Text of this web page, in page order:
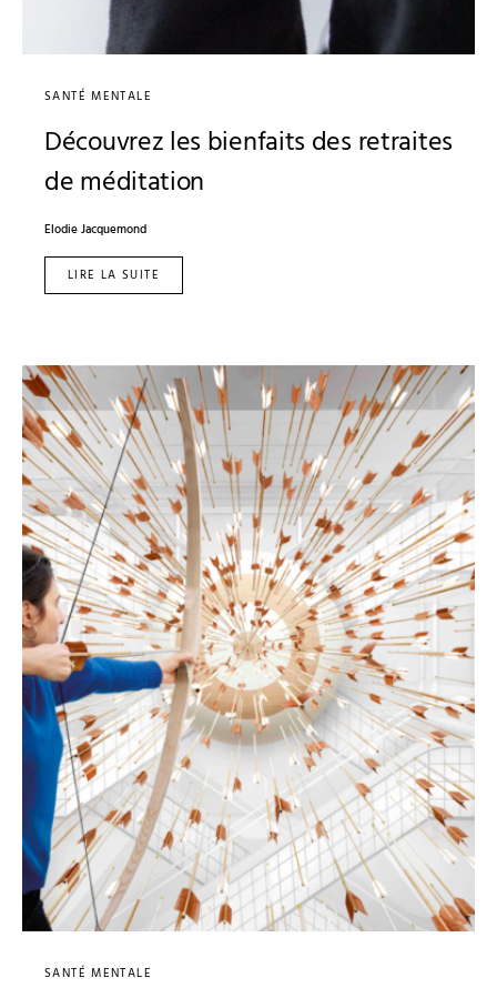
SANTÉ MENTALE
Découvrez les bienfaits des retraites
de méditation
Elodie Jacquemond
LIRE LA SUITE
SANTÉ MENTALE